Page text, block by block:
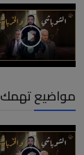
مواضيع تهمك